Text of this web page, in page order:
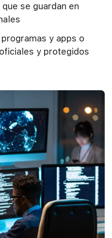
se guardan en
y apps o
y protegidos